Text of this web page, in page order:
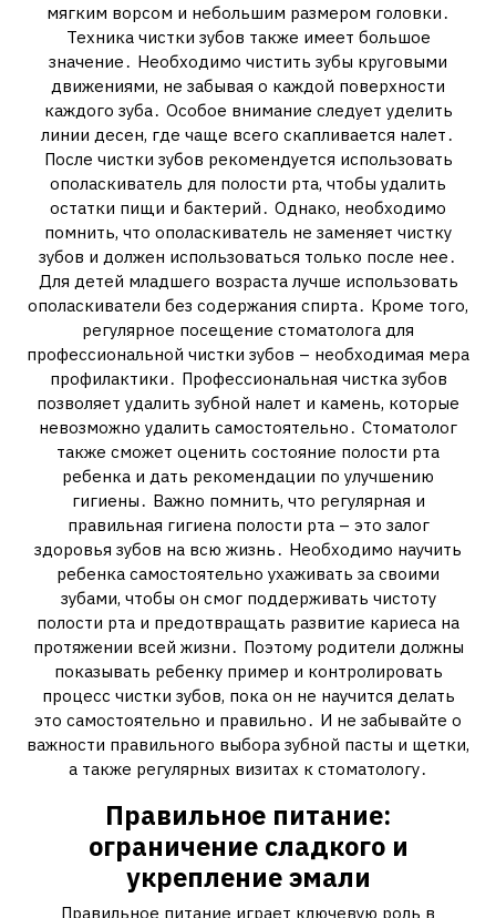
мягким ворсом и небольшим размером головки․
Техника чистки зубов также имеет большое
значение․ Необходимо чистить зубы круговыми
движениями‚ не забывая о каждой поверхности
каждого зуба․ Особое внимание следует уделить
линии десен‚ где чаще всего скапливается налет․
После чистки зубов рекомендуется использовать
ополаскиватель для полости рта‚ чтобы удалить
остатки пищи и бактерий․ Однако‚ необходимо
помнить‚ что ополаскиватель не заменяет чистку
зубов и должен использоваться только после нее․
Для детей младшего возраста лучше использовать
ополаскиватели без содержания спирта․ Кроме того‚
регулярное посещение стоматолога для
профессиональной чистки зубов – необходимая мера
профилактики․ Профессиональная чистка зубов
позволяет удалить зубной налет и камень‚ которые
невозможно удалить самостоятельно․ Стоматолог
также сможет оценить состояние полости рта
ребенка и дать рекомендации по улучшению
гигиены․ Важно помнить‚ что регулярная и
правильная гигиена полости рта – это залог
здоровья зубов на всю жизнь․ Необходимо научить
ребенка самостоятельно ухаживать за своими
зубами‚ чтобы он смог поддерживать чистоту
полости рта и предотвращать развитие кариеса на
протяжении всей жизни․ Поэтому родители должны
показывать ребенку пример и контролировать
процесс чистки зубов‚ пока он не научится делать
это самостоятельно и правильно․ И не забывайте о
важности правильного выбора зубной пасты и щетки‚
а также регулярных визитах к стоматологу․
Правильное питание:
ограничение сладкого и
укрепление эмали
Правильное питание играет ключевую роль в